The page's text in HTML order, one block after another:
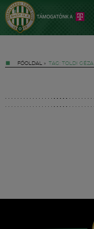
FŐOLDAL » TAG: TOLDI GÉZA
Hírek